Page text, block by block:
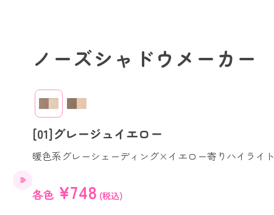
ノーズシャドウメーカー
[01]グレージュイエロー
暖色系グレーシェーディング×イエロー寄りハイライト
各色 ¥748 (税込)